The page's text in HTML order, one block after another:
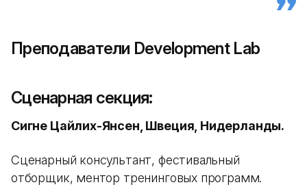
Преподаватели Development Lab
Сценарная секция:
Сигне Цайлих-Янсен, Швеция, Нидерланды.
Сценарный консультант, фестивальный
отборщик, ментор тренинговых программ.